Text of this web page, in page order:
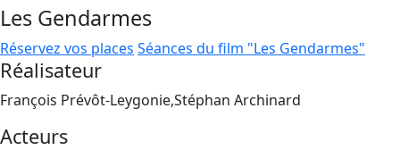
Les Gendarmes
Réservez vos places Séances du film "Les Gendarmes"
Réalisateur
François Prévôt-Leygonie,Stéphan Archinard
Acteurs